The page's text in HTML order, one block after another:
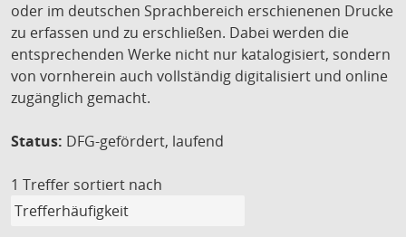
oder im deutschen Sprachbereich erschienenen Drucke
zu erfassen und zu erschließen. Dabei werden die
entsprechenden Werke nicht nur katalogisiert, sondern
von vornherein auch vollständig digitalisiert und online
zugänglich gemacht.
Status: DFG-gefördert, laufend
1 Treffer sortiert nach